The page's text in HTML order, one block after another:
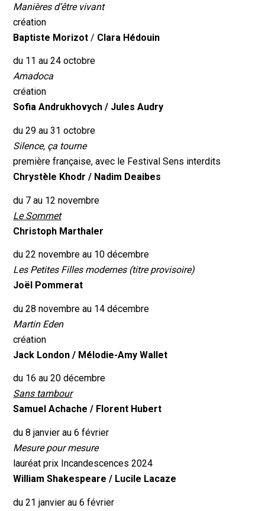
Manières d’être vivant
création
Baptiste Morizot / Clara Hédouin
du 11 au 24 octobre
Amadoca
création
Sofia Andrukhovych / Jules Audry
du 29 au 31 octobre
Silence, ça tourne
première française, avec le Festival Sens interdits
Chrystèle Khodr / Nadim Deaibes
du 7 au 12 novembre
Le Sommet
Christoph Marthaler
du 22 novembre au 10 décembre
Les Petites Filles modernes (titre provisoire)
Joël Pommerat
du 28 novembre au 14 décembre
Martin Eden
création
Jack London / Mélodie-Amy Wallet
du 16 au 20 décembre
Sans tambour
Samuel Achache / Florent Hubert
du 8 janvier au 6 février
Mesure pour mesure
lauréat prix Incandescences 2024
William Shakespeare / Lucile Lacaze
du 21 janvier au 6 février